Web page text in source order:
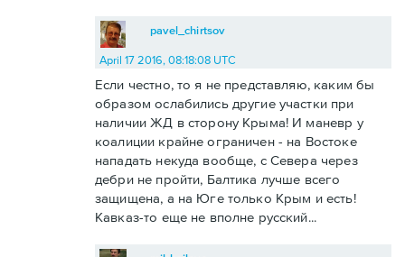
pavel_chirtsov
April 17 2016, 08:18:08 UTC
Если честно, то я не представляю, каким бы
образом ослабились другие участки при
наличии ЖД в сторону Крыма! И маневр у
коалиции крайне ограничен - на Востоке
нападать некуда вообще, с Севера через
дебри не пройти, Балтика лучше всего
защищена, а на Юге только Крым и есть!
Кавказ-то еще не вполне русский...